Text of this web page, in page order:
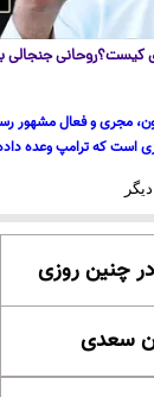
کیست؟روحانی جنجالی
مجری و فعال مشهور
است که ترامپ وعده
سعدی